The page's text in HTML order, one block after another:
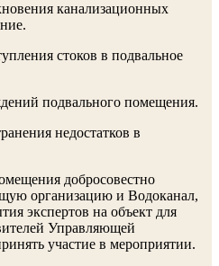
канализационных
стоков в подвальное
подвального помещения.
недостатков в
добросовестно
организацию и Водоканал,
экспертов на объект для
Управляющей
участие в мероприятии.